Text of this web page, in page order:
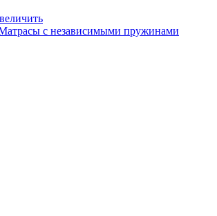
с независимыми пружинами